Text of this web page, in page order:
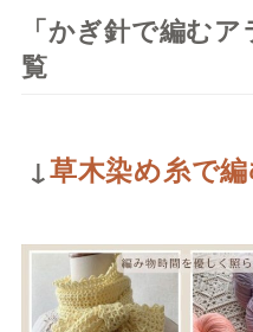
「かぎ針で編む
覧
↓草木染め糸で